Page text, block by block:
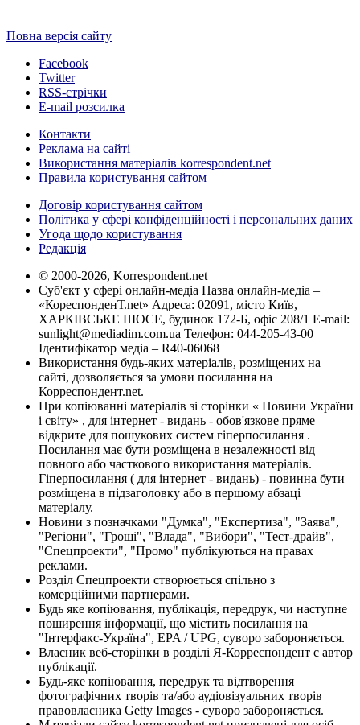
Повна версія сайту
Facebook
Twitter
RSS-стрічки
E-mail розсилка
Контакти
Реклама на сайті
Використання матеріалів korrespondent.net
Правила користування сайтом
Договір користування сайтом
Політика у сфері конфіденційності і персональних даних
Угода щодо користування
Редакція
© 2000-2026, Korrespondent.net
Суб'єкт у сфері онлайн-медіа Назва онлайн-медіа –
«КореспонденТ.net» Адреса: 02091, місто Київ,
ХАРКІВСЬКЕ ШОСЕ, будинок 172-Б, офіс 208/1 E-mail:
sunlight@mediadim.com.ua Телефон: 044-205-43-00
Ідентифікатор медіа – R40-06068
Використання будь-яких матеріалів, розміщених на
сайті, дозволяється за умови посилання на
Корреспондент.net.
При копіюванні матеріалів зі сторінки « Новини України
і світу» , для інтернет - видань - обов'язкове пряме
відкрите для пошукових систем гіперпосилання .
Посилання має бути розміщена в незалежності від
повного або часткового використання матеріалів.
Гіперпосилання ( для інтернет - видань) - повинна бути
розміщена в підзаголовку або в першому абзаці
матеріалу.
Новини з позначками "Думка", "Експертиза", "Заява",
"Регіони", "Гроші", "Влада", "Вибори", "Тест-драйв",
"Спецпроекти", "Промо" публікуються на правах
реклами.
Розділ Спецпроекти створюється спільно з
комерційними партнерами.
Будь яке копіювання, публікація, передрук, чи наступне
поширення інформації, що містить посилання на
"Інтерфакс-Україна", EPA / UPG, суворо забороняється.
Власник веб-сторінки в розділі Я-Корреспондент є автор
публікації.
Будь-яке копіювання, передрук та відтворення
фотографічних творів та/або аудіовізуальних творів
правовласника Getty Images - суворо забороняється.